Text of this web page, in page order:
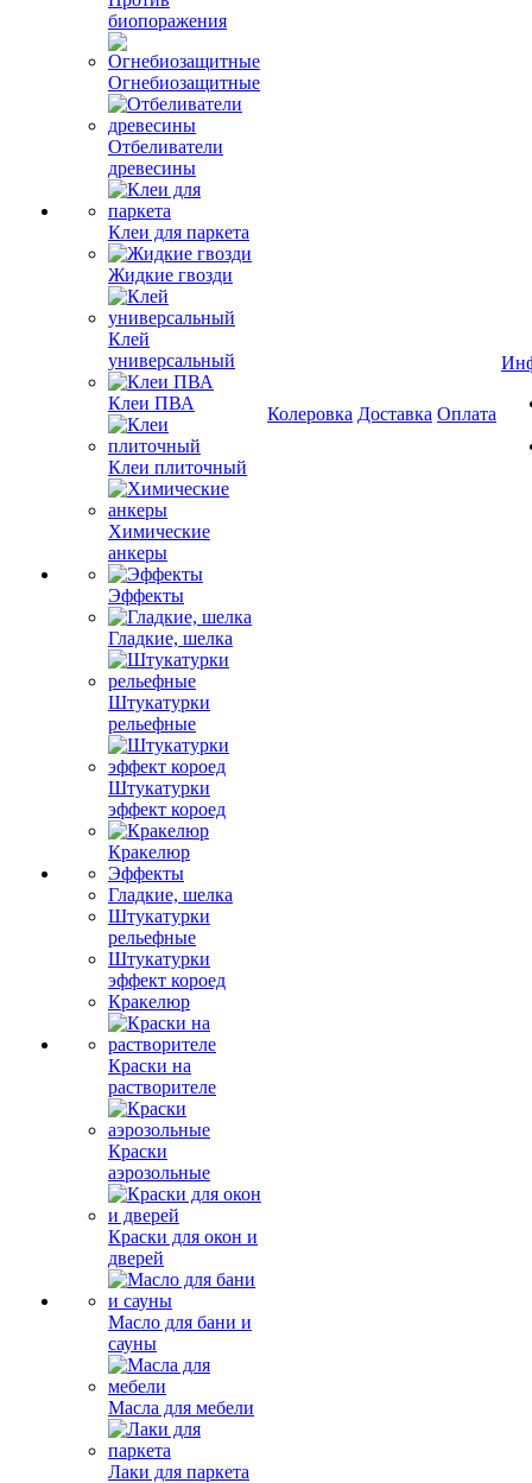
биопоражения
Огнебиозащитные
Отбеливатели
древесины
Клеи для паркета
Жидкие гвозди
Клей
универсальный
Клеи ПВА
Клеи плиточный
Химические
анкеры
Эффекты
Гладкие, шелка
Штукатурки
рельефные
Штукатурки
эффект короед
Кракелюр
Эффекты
Гладкие, шелка
Штукатурки
рельефные
Штукатурки
эффект короед
Кракелюр
Краски на
растворителе
Краски
аэрозольные
Краски для окон и
дверей
Масло для бани и
сауны
Масла для мебели
Лаки для паркета
Колеровка Доставка Оплата